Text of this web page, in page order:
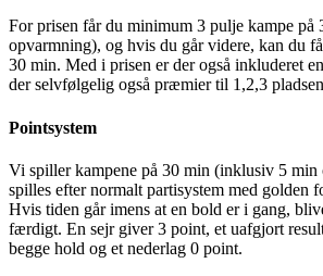
For prisen får du minimum 3 pulje kampe
opvarmning), og hvis du går videre, kan du
30 min. Med i prisen er der også inkluderet
der selvfølgelig også præmier til 1,2,3
Pointsystem
Vi spiller kampene på 30 min (inklusiv 5
spilles efter normalt partisystem med golden
Hvis tiden går imens at en bold er i gang,
færdigt. En sejr giver 3 point, et uafgjort
begge hold og et nederlag 0 point.